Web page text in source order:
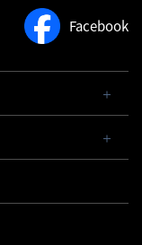
Facebook